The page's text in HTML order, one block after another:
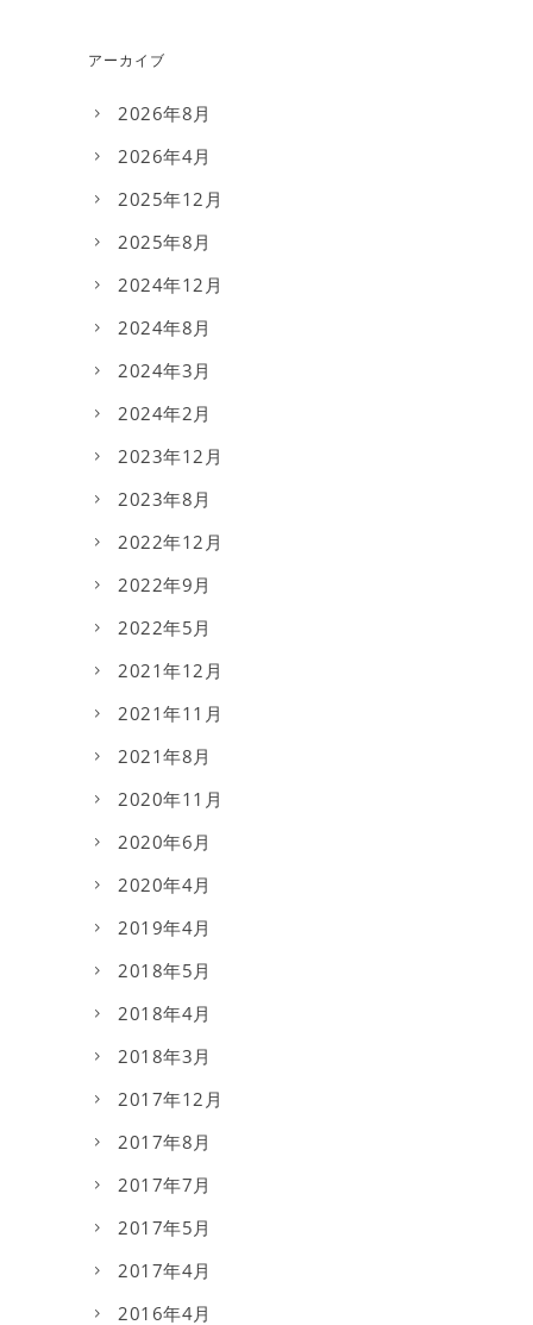
アーカイブ
2026年8月
2026年4月
2025年12月
2025年8月
2024年12月
2024年8月
2024年3月
2024年2月
2023年12月
2023年8月
2022年12月
2022年9月
2022年5月
2021年12月
2021年11月
2021年8月
2020年11月
2020年6月
2020年4月
2019年4月
2018年5月
2018年4月
2018年3月
2017年12月
2017年8月
2017年7月
2017年5月
2017年4月
2016年4月